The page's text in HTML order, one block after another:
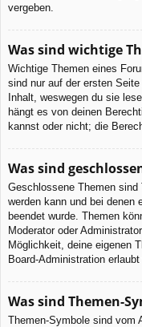
vergeben.
Was sind wichtige
Wichtige Themen eines
sind nur auf der ersten
Inhalt, weswegen du sie
hängt es von deinen
kannst oder nicht; die
Was sind
Geschlossene Themen
werden kann und bei denen
beendet wurde. Themen
Moderator oder
Möglichkeit, deine eigenen
Board-Administration erlaubt
Was sind Themen-
Themen-Symbole sind vom